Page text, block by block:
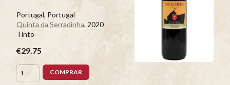
Portugal, Portugal
Quinta da Serradinha, 2020
Tinto
€29.75
COMPRAR